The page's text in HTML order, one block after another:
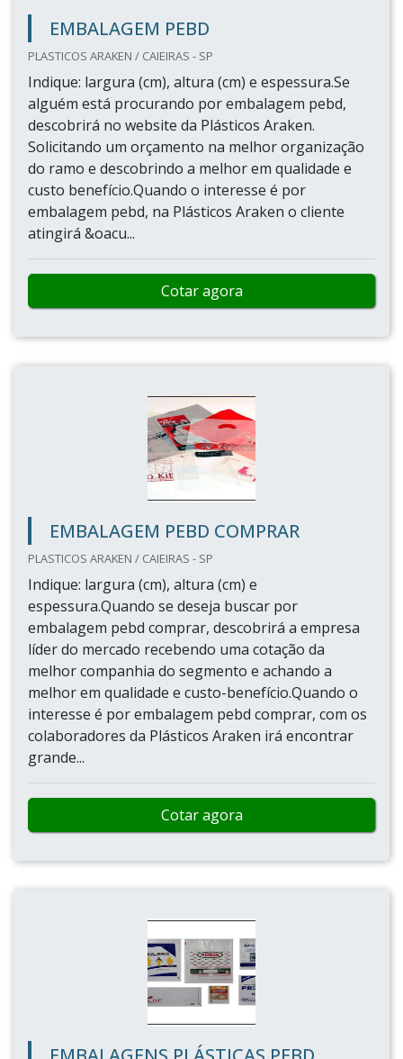
EMBALAGEM PEBD
PLASTICOS ARAKEN / CAIEIRAS - SP
Indique: largura (cm), altura (cm) e espessura.Se
alguém está procurando por embalagem pebd,
descobrirá no website da Plásticos Araken.
Solicitando um orçamento na melhor organização
do ramo e descobrindo a melhor em qualidade e
custo benefício.Quando o interesse é por
embalagem pebd, na Plásticos Araken o cliente
atingirá &oacu...
Cotar agora
EMBALAGEM PEBD COMPRAR
PLASTICOS ARAKEN / CAIEIRAS - SP
Indique: largura (cm), altura (cm) e
espessura.Quando se deseja buscar por
embalagem pebd comprar, descobrirá a empresa
líder do mercado recebendo uma cotação da
melhor companhia do segmento e achando a
melhor em qualidade e custo-benefício.Quando o
interesse é por embalagem pebd comprar, com os
colaboradores da Plásticos Araken irá encontrar
grande...
Cotar agora